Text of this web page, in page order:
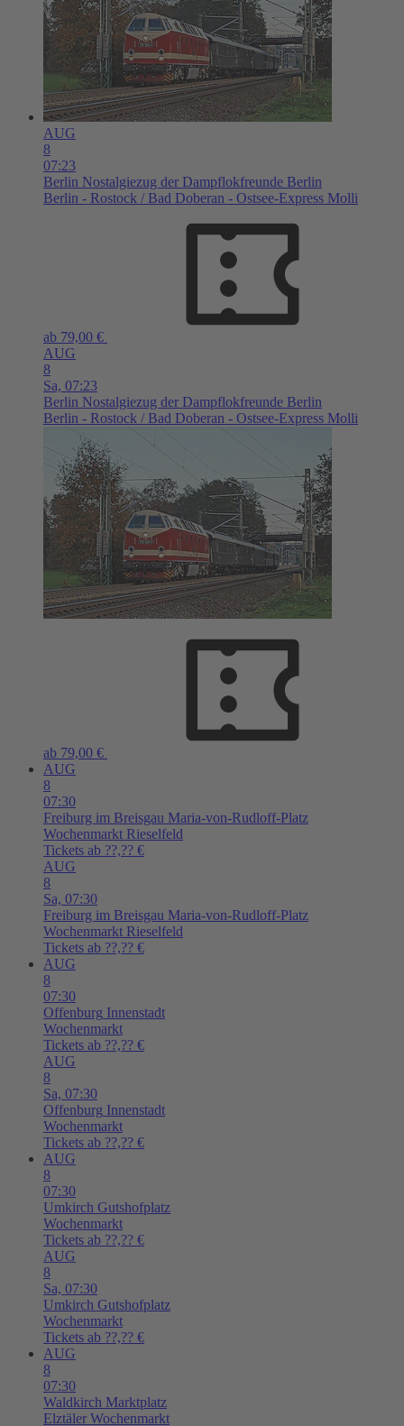
AUG
8
07:23
Berlin Nostalgiezug der Dampflokfreunde Berlin
Berlin - Rostock / Bad Doberan - Ostsee-Express Molli
ab 79,00 €
AUG
8
Sa, 07:23
Berlin Nostalgiezug der Dampflokfreunde Berlin
Berlin - Rostock / Bad Doberan - Ostsee-Express Molli
ab 79,00 €
AUG
8
07:30
Freiburg im Breisgau Maria-von-Rudloff-Platz
Wochenmarkt Rieselfeld
Tickets ab ??,?? €
AUG
8
Sa, 07:30
Freiburg im Breisgau Maria-von-Rudloff-Platz
Wochenmarkt Rieselfeld
Tickets ab ??,?? €
AUG
8
07:30
Offenburg Innenstadt
Wochenmarkt
Tickets ab ??,?? €
AUG
8
Sa, 07:30
Offenburg Innenstadt
Wochenmarkt
Tickets ab ??,?? €
AUG
8
07:30
Umkirch Gutshofplatz
Wochenmarkt
Tickets ab ??,?? €
AUG
8
Sa, 07:30
Umkirch Gutshofplatz
Wochenmarkt
Tickets ab ??,?? €
AUG
8
07:30
Waldkirch Marktplatz
Elztäler Wochenmarkt